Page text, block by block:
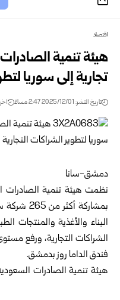
اقتصاد
هيئة تنمية
تجارية إلى سوريا
تاريخ النشر: 2025/12/01 2:47 مساءً اخر
دمشق-سانا
نظمت هيئة تنمية الصادرات
بمشاركة
البناء والأغذية والمنتجات
الشراكات التجارية، ورفع
فندق الداما روز بدمشق.